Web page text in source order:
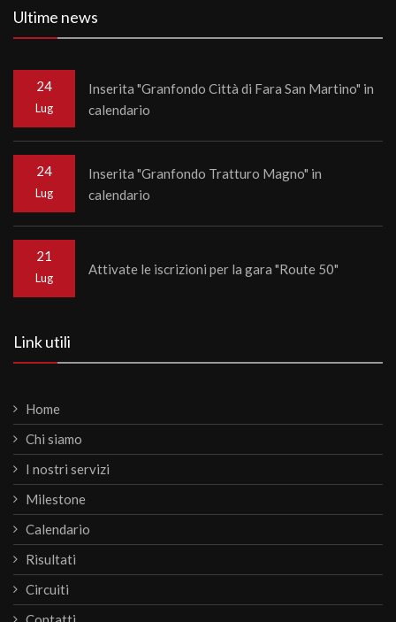
Ultime news
24
Lug
Inserita "Granfondo Città di Fara San Martino" in
calendario
24
Lug
Inserita "Granfondo Tratturo Magno" in
calendario
21
Lug
Attivate le iscrizioni per la gara "Route 50"
Link utili
Home
Chi siamo
I nostri servizi
Milestone
Calendario
Risultati
Circuiti